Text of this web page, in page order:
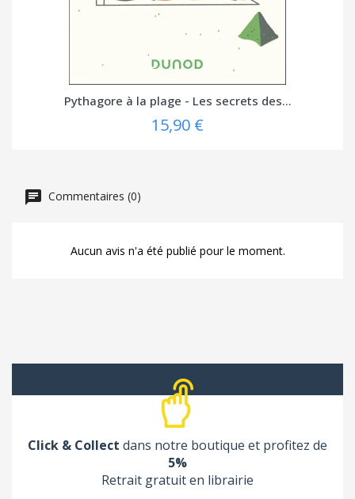
Pythagore à la plage - Les secrets des...
15,90 €
Commentaires (0)
Aucun avis n'a été publié pour le moment.
Click & Collect dans notre boutique et profitez de
5%
Retrait gratuit en librairie